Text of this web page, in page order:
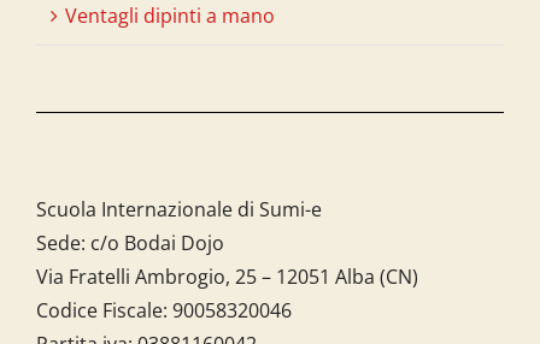
Ventagli dipinti a mano
Scuola Internazionale di Sumi-e
Sede: c/o Bodai Dojo
Via Fratelli Ambrogio, 25 – 12051 Alba (CN)
Codice Fiscale: 90058320046